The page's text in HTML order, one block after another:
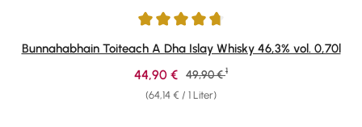
Durchschnittliche Bewertung von 4.82 von 5 Sternen
Bunnahabhain Toiteach A Dha Islay Whisky 46,3% vol. 0,70l
(64,14 € / 1 Liter)
Verkaufspreis:
44,90 € Regulärer Preis:
49,90 € 1